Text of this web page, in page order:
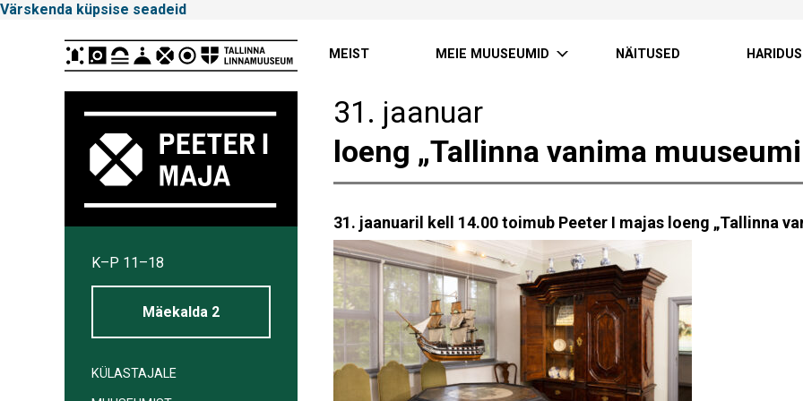
Värskenda küpsise seadeid
Linnamuuseum
MEIST MEIE MUUSEUMID NÄITUSED HARIDUS
K–P 11–18
Mäekalda 2
KÜLASTAJALE
31. jaanuar
loeng „Tallinna vanima
31. jaanuaril kell 14.00 toimub Peeter I majas loeng „Tallinna